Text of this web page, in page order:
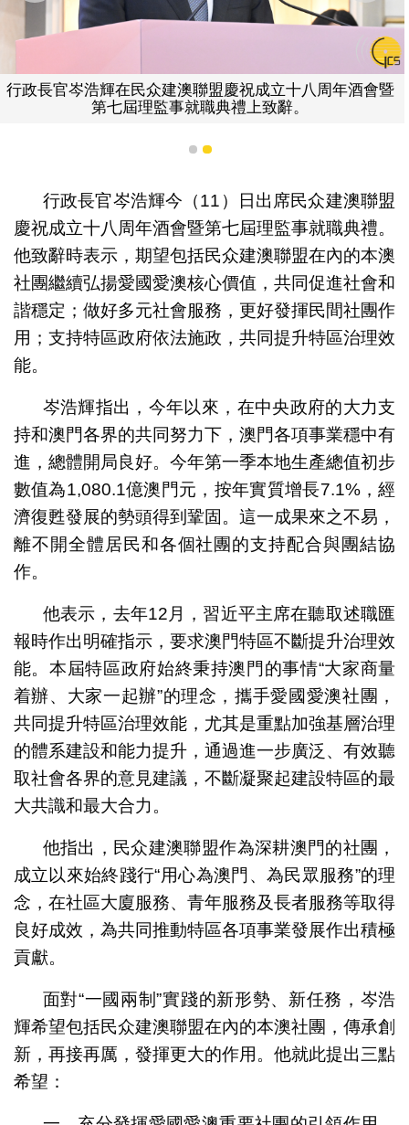
行政長官岑浩輝在民众建澳聯盟慶祝成立十八周年酒會暨
第七屆理監事就職典禮上致辭。
1 2
行政長官岑浩輝今（11）日出席民众建澳聯盟
慶祝成立十八周年酒會暨第七屆理監事就職典禮。
他致辭時表示，期望包括民众建澳聯盟在內的本澳
社團繼續弘揚愛國愛澳核心價值，共同促進社會和
諧穩定；做好多元社會服務，更好發揮民間社團作
用；支持特區政府依法施政，共同提升特區治理效
能。
岑浩輝指出，今年以來，在中央政府的大力支
持和澳門各界的共同努力下，澳門各項事業穩中有
進，總體開局良好。今年第一季本地生產總值初步
數值為1,080.1億澳門元，按年實質增長7.1%，經
濟復甦發展的勢頭得到鞏固。這一成果來之不易，
離不開全體居民和各個社團的支持配合與團結協
作。
他表示，去年12月，習近平主席在聽取述職匯
報時作出明確指示，要求澳門特區不斷提升治理效
能。本屆特區政府始終秉持澳門的事情“大家商量
着辦、大家一起辦”的理念，攜手愛國愛澳社團，
共同提升特區治理效能，尤其是重點加強基層治理
的體系建設和能力提升，通過進一步廣泛、有效聽
取社會各界的意見建議，不斷凝聚起建設特區的最
大共識和最大合力。
他指出，民众建澳聯盟作為深耕澳門的社團，
成立以來始終踐行“用心為澳門、為民眾服務”的理
念，在社區大廈服務、青年服務及長者服務等取得
良好成效，為共同推動特區各項事業發展作出積極
貢獻。
面對“一國兩制”實踐的新形勢、新任務，岑浩
輝希望包括民众建澳聯盟在內的本澳社團，傳承創
新，再接再厲，發揮更大的作用。他就此提出三點
希望：